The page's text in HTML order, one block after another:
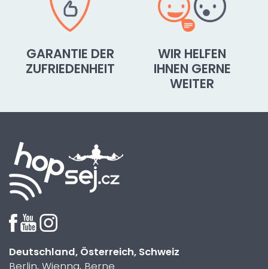
GARANTIE DER
ZUFRIEDENHEIT
WIR HELFEN
IHNEN GERNE
WEITER
Deutschland, Österreich, Schweiz